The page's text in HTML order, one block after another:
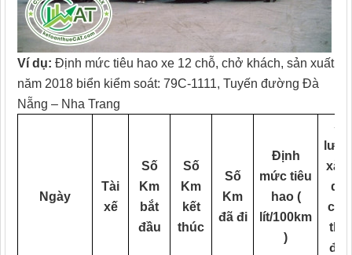
Ví dụ: Định mức tiêu hao xe 12 chỗ, chở khách, sản xuất
năm 2018 biển kiểm soát: 79C-1111, Tuyến đường Đà
Nẵng – Nha Trang
Ngày
Tài
xế
Số
Km
bắt
đầu
Số
Km
kết
thúc
Số
Km
đã đi
Định
mức tiêu
hao (
lít/100km
)
Số